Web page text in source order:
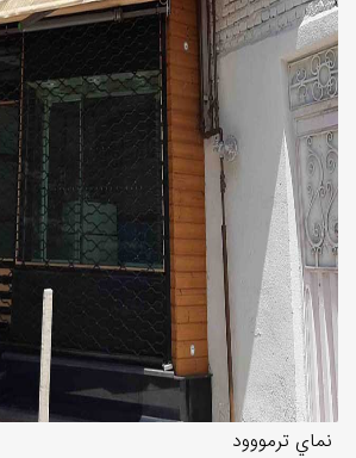
نماي ترمووود